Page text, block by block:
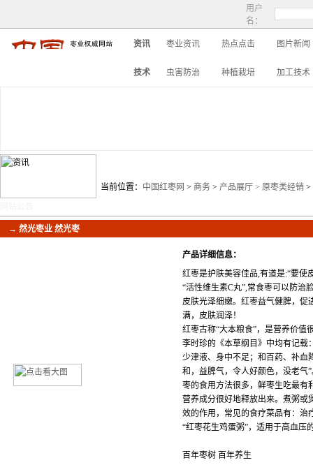
用户
名：
资讯 枣业资讯 热点点击 图片新闻
技术 虫害防治 种植栽培 加工技术
当前位置： 中国红枣网 > 商务 > 产品展厅 > 原枣类经销 >
→ 然光枣业 然光枣
产品详细信息：
红枣是护肤美容佳品,有道是:“要使
“活性维生素C丸”,常食枣可以防治
皮肤光泽细嫩。红枣益气健脾，促
满，皮肤润泽！
红枣古称“大本粮食”，是营养价值
李时珍的《本草纲目》中均有记载
少津液、身中不足；和百药、补血
和，益脾气，令人好颜色，没老气
枣的食用方法很多，鲜枣生吃最有
营养成分很好地释放出来。煮粥或
效的作用，常见的食疗菜品有：治
“红枣花生鸡蛋粥”，适用于高血压
百年枣树 百年养生